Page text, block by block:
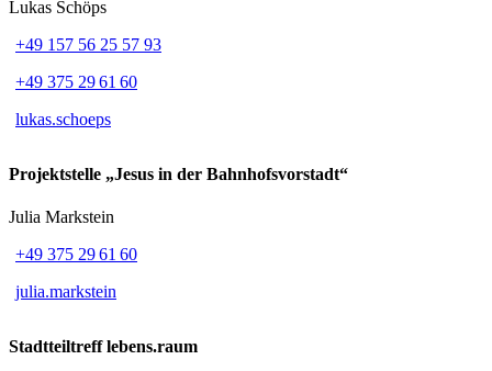
Lukas Schöps
+49 157 56 25 57 93
+49 375 29 61 60
lukas.schoeps
Projektstelle „Jesus in der Bahnhofsvorstadt“
Julia Markstein
+49 375 29 61 60
julia.markstein
Stadtteiltreff lebens.raum